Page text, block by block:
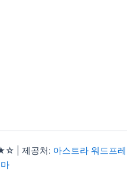
| 제공처: 아스트라 워드프레